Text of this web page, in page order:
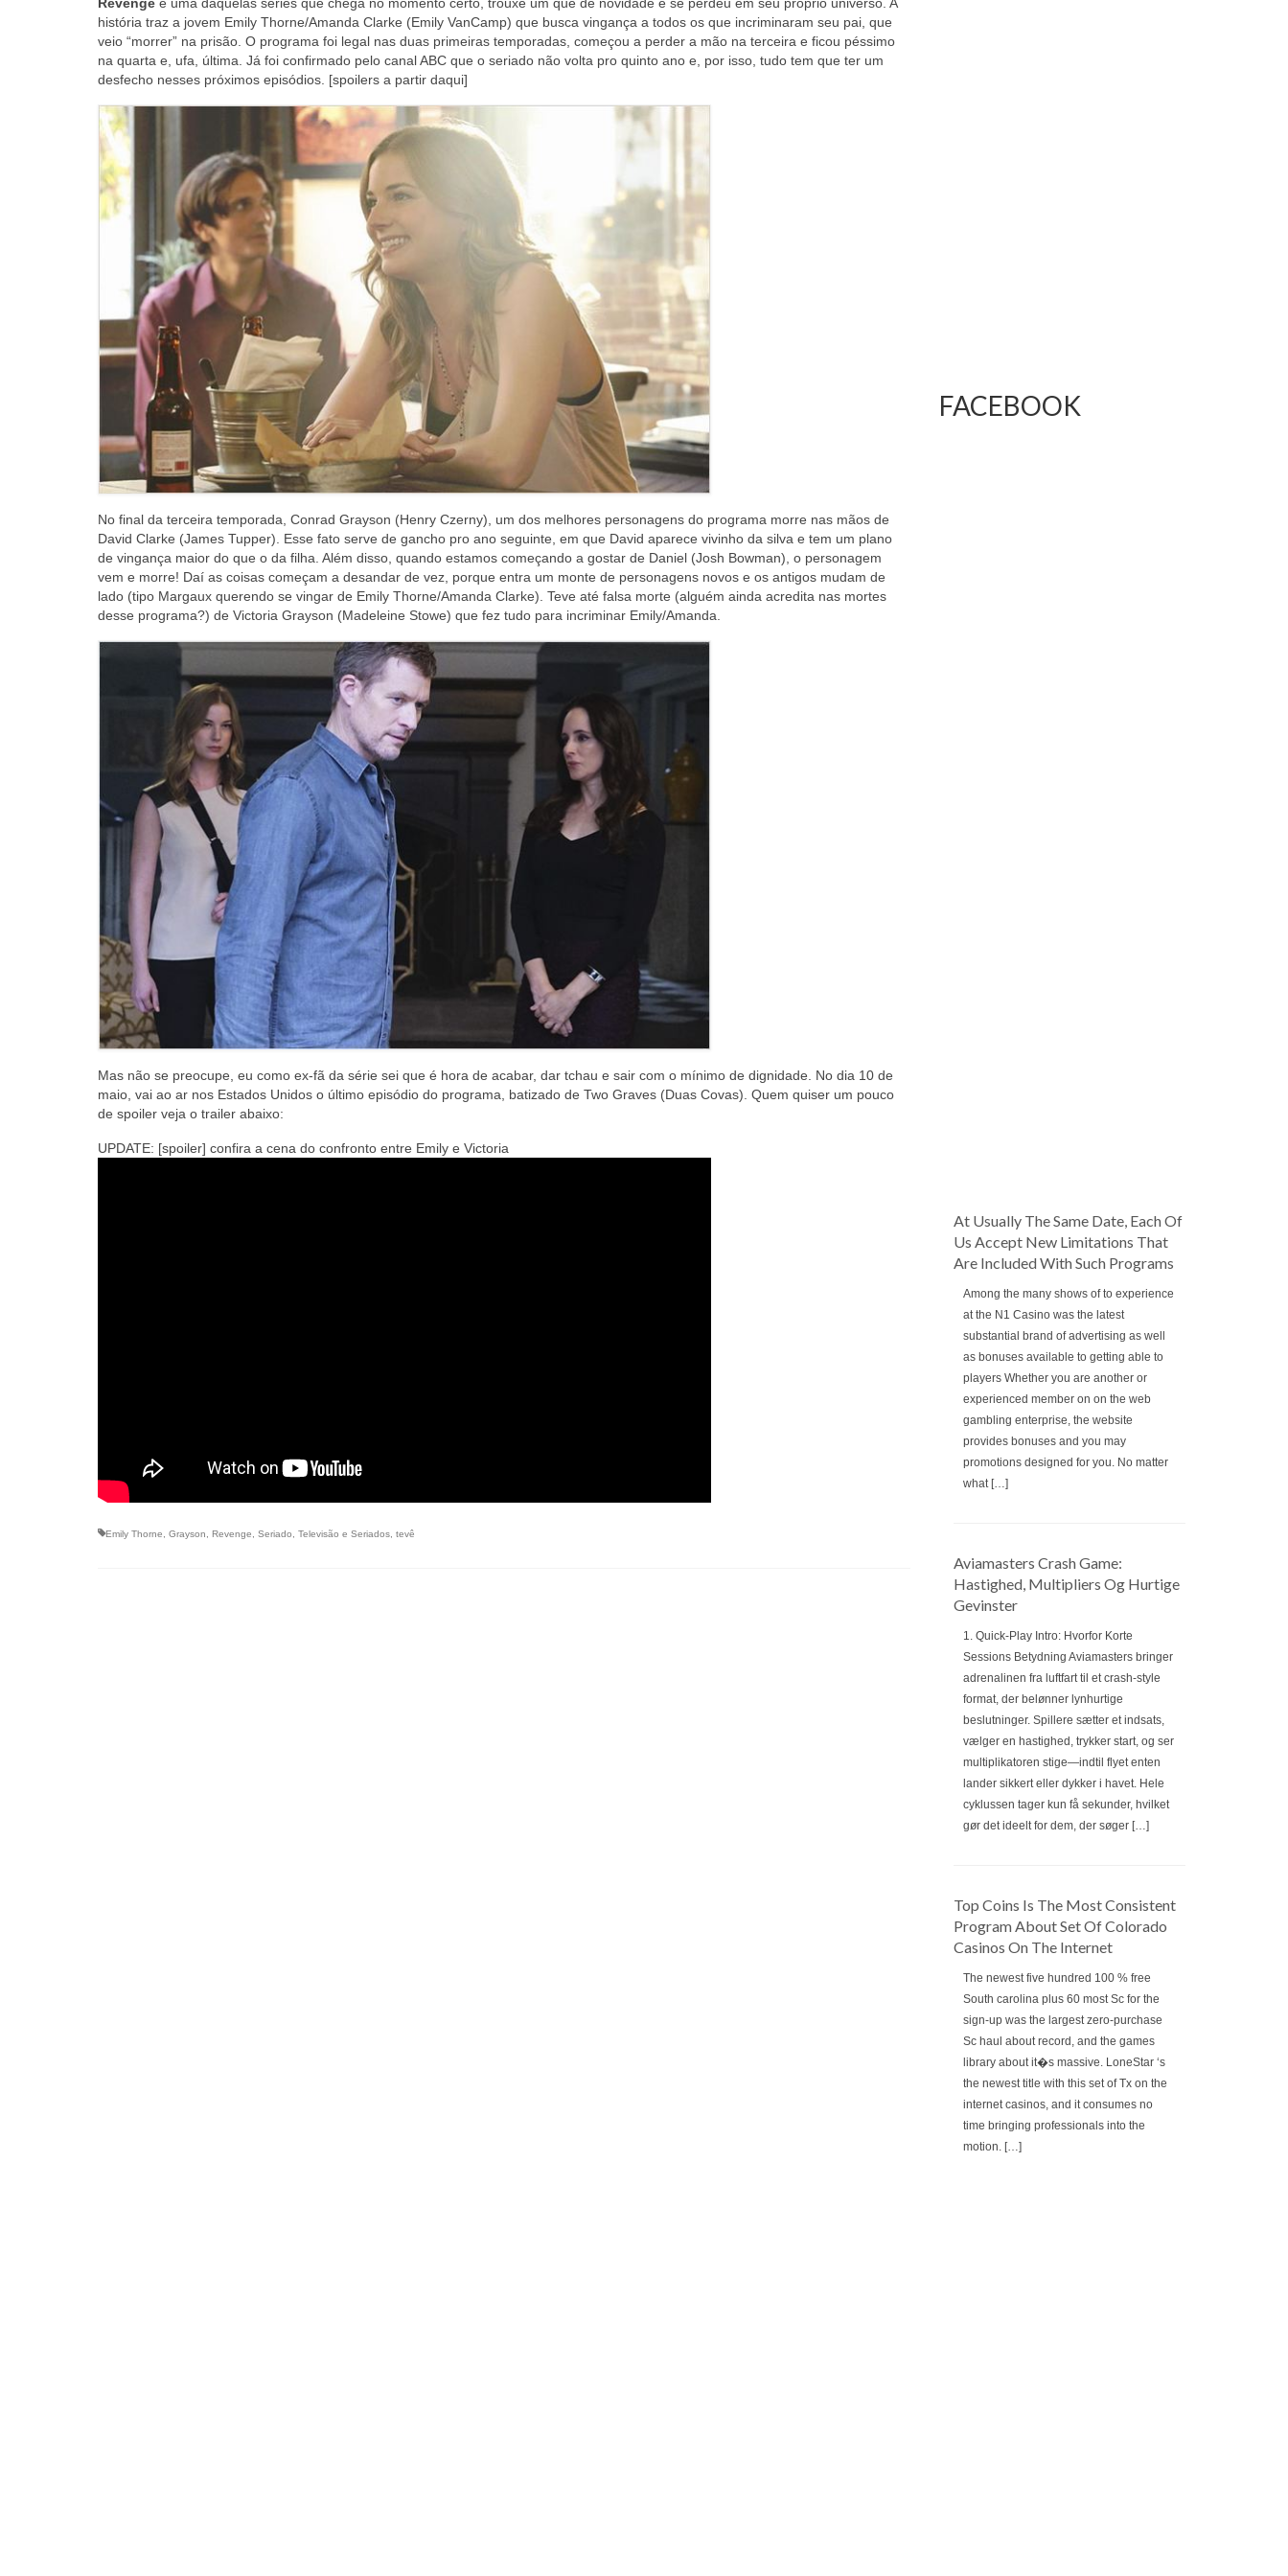
história traz a jovem Emily Thorne/Amanda Clarke (Emily VanCamp) que busca vingança a todos os que incriminaram seu pai, que
veio “morrer” na prisão. O programa foi legal nas duas primeiras temporadas, começou a perder a mão na terceira e ficou péssimo
na quarta e, ufa, última. Já foi confirmado pelo canal ABC que o seriado não volta pro quinto ano e, por isso, tudo tem que ter um
desfecho nesses próximos episódios. [spoilers a partir daqui]
No final da terceira temporada, Conrad Grayson (Henry Czerny), um dos melhores personagens do programa morre nas mãos de
David Clarke (James Tupper). Esse fato serve de gancho pro ano seguinte, em que David aparece vivinho da silva e tem um plano
de vingança maior do que o da filha. Além disso, quando estamos começando a gostar de Daniel (Josh Bowman), o personagem
vem e morre! Daí as coisas começam a desandar de vez, porque entra um monte de personagens novos e os antigos mudam de
lado (tipo Margaux querendo se vingar de Emily Thorne/Amanda Clarke). Teve até falsa morte (alguém ainda acredita nas mortes
desse programa?) de Victoria Grayson (Madeleine Stowe) que fez tudo para incriminar Emily/Amanda.
Mas não se preocupe, eu como ex-fã da série sei que é hora de acabar, dar tchau e sair com o mínimo de dignidade. No dia 10 de
maio, vai ao ar nos Estados Unidos o último episódio do programa, batizado de Two Graves (Duas Covas). Quem quiser um pouco
de spoiler veja o trailer abaixo:
UPDATE: [spoiler] confira a cena do confronto entre Emily e Victoria
Emily Thorne, Grayson, Revenge, Seriado, Televisão e Seriados, tevê
FACEBOOK
At Usually The Same Date, Each Of
Us Accept New Limitations That
Are Included With Such Programs
Among the many shows of to experience
at the N1 Casino was the latest
substantial brand of advertising as well
as bonuses available to getting able to
players Whether you are another or
experienced member on on the web
gambling enterprise, the website
provides bonuses and you may
promotions designed for you. No matter
what […]
Aviamasters Crash Game:
Hastighed, Multipliers Og Hurtige
Gevinster
1. Quick‑Play Intro: Hvorfor Korte
Sessions Betydning Aviamasters bringer
adrenalinen fra luftfart til et crash‑style
format, der belønner lynhurtige
beslutninger. Spillere sætter et indsats,
vælger en hastighed, trykker start, og ser
multiplikatoren stige—indtil flyet enten
lander sikkert eller dykker i havet. Hele
cyklussen tager kun få sekunder, hvilket
gør det ideelt for dem, der søger […]
Top Coins Is The Most Consistent
Program About Set Of Colorado
Casinos On The Internet
The newest five hundred 100 % free
South carolina plus 60 most Sc for the
sign-up was the largest zero-purchase
Sc haul about record, and the games
library about it�s massive. LoneStar ‘s
the newest title with this set of Tx on the
internet casinos, and it consumes no
time bringing professionals into the
motion. […]